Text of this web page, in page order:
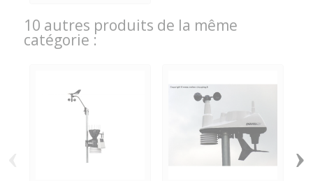
10 autres produits de la même
catégorie :
›